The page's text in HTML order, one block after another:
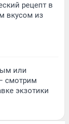
рецепт в
вкусом из
или
смотрим
экзотики